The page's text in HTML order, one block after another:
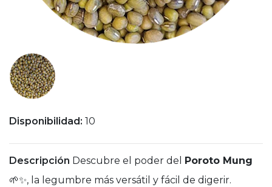
Disponibilidad: 10
Descripción Descubre el poder del
Poroto Mung
🌱✨, la legumbre más versátil y fácil de digerir.